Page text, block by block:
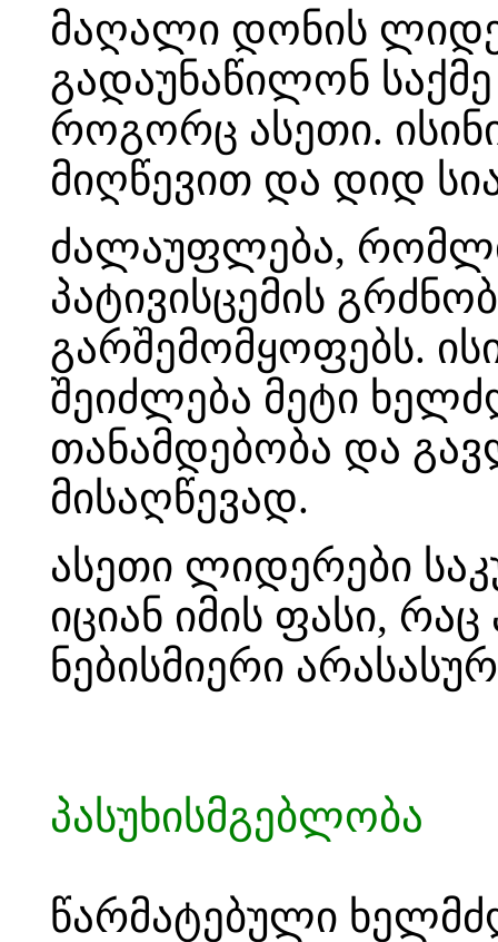
მაღალი დონის
გადაუნაწილონ
როგორც ასეთი.
მიღწევით და დიდ
ძალაუფლება,
პატივისცემის
გარშემომყოფებს.
შეიძლება მეტი
თანამდებობა და
მისაღწევად.
ასეთი ლიდერები
იციან იმის ფასი,
ნებისმიერი
პასუხისმგებლობა
წარმატებული